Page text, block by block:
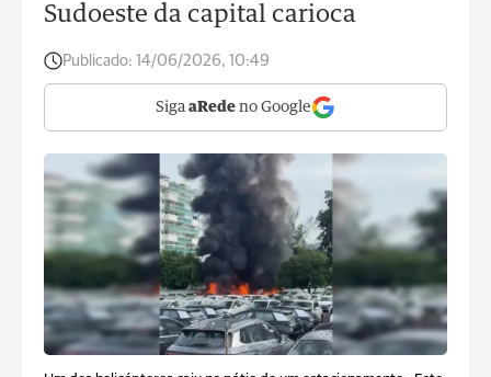
Sudoeste da capital carioca
Publicado: 14/06/2026, 10:49
Siga aRede no Google